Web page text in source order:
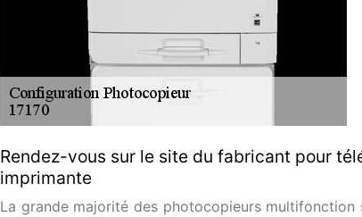
Rendez-vous sur le site du fabricant pour
imprimante
La grande majorité des photocopieurs multifonction